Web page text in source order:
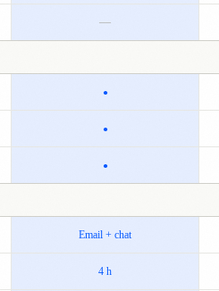
—
●
●
●
Email + chat
4 h